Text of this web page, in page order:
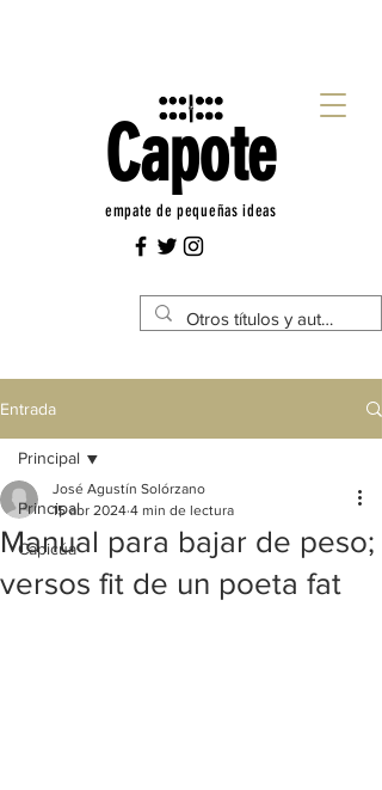
Capote
empate de pequeñas ideas
Entrada
Principal
Capicúa
Principal
Manual para bajar de peso;
versos fit de un poeta fat
José Agustín Solórzano
15 abr 2024 4 min de lectura